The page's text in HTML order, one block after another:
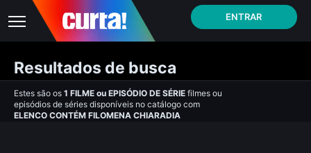
ENTRAR
Resultados de busca
Estes são os 1 FILME ou EPISÓDIO DE SÉRIE filmes ou
episódios de séries disponíveis no catálogo com
ELENCO CONTÉM FILOMENA CHIARADIA